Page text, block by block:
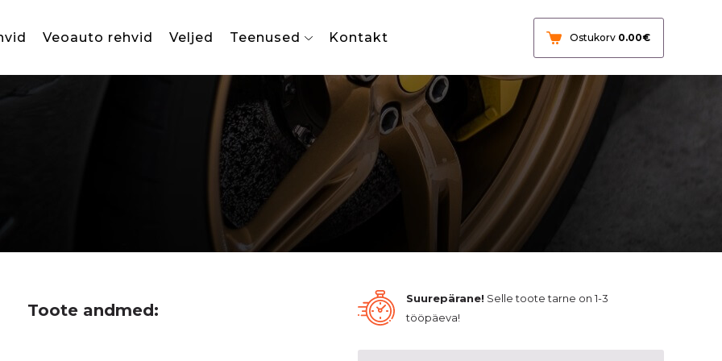
Veoauto rehvid Veljed Teenused Kontakt Ostukorv 0.00€
Toote andmed:
Suurepärane! Selle toote tarne on 1-3
tööpäeva!